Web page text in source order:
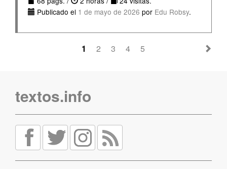
Publicado el 1 de mayo de 2026 por Edu Robsy.
1 2 3 4 5
textos.info